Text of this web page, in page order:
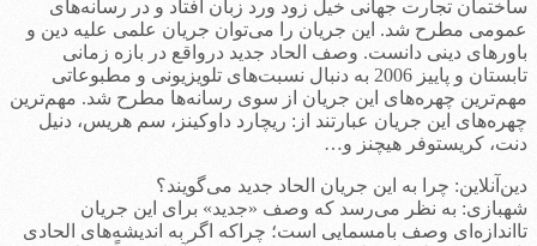
ساختمان تجارت جهانی خیل زود ورد زبان افتاد و در رسانه‌های
عمومی مطرح شد. این جریان را می‌توان جریان علمی علیه دین و
باورهای دینی دانست. وصف الحاد جدید درواقع در بازه زمانی
تابستان و پاییز 2006 به دنبال نسبت‌های تلویزیونی و مطبوعاتی
مهم‌ترین چهره‌های این جریان از سوی رسانه‌ها مطرح شد. مهم‌ترین
چهره‌های این جریان عبارتند از: ریچارد داوکینز، سم هریس، دنیل
دنت، کریستوفر هیچنز و…
دین‌آنلاین: چرا به این جریان الحاد جدید می‌گویند؟
شهبازی: به نظر می‌رسد که وصف «جدید» برای این جریان
تااندازه‌ای وصف بامسمایی است؛ چراکه اگر به اندیشه‌های الحادی